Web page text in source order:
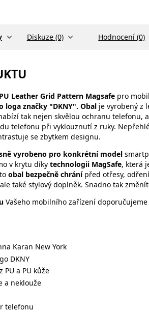
Diskuze (0) Hodnocení (0)
Leather Grid Pattern Magsafe pro
loga značky "DKNY". Obal je vyrobený z
tak nejen skvělou ochranu telefonu,
telefonu při vyklouznutí z ruky.
se zbytkem designu.
vyrobeno pro konkrétní model
v krytu díky technologii MagSafe, která
obal bezpečně chránípřed otřesy,
také stylový doplněk. Snadno tak
Vašeho mobilního zařízení
Karan New York
DKNY
PU a PU kůže
a neklouže
telefonu